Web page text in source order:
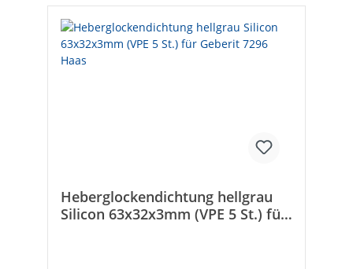
Heberglockendichtung hellgrau
Silicon 63x32x3mm (VPE 5 St.) für